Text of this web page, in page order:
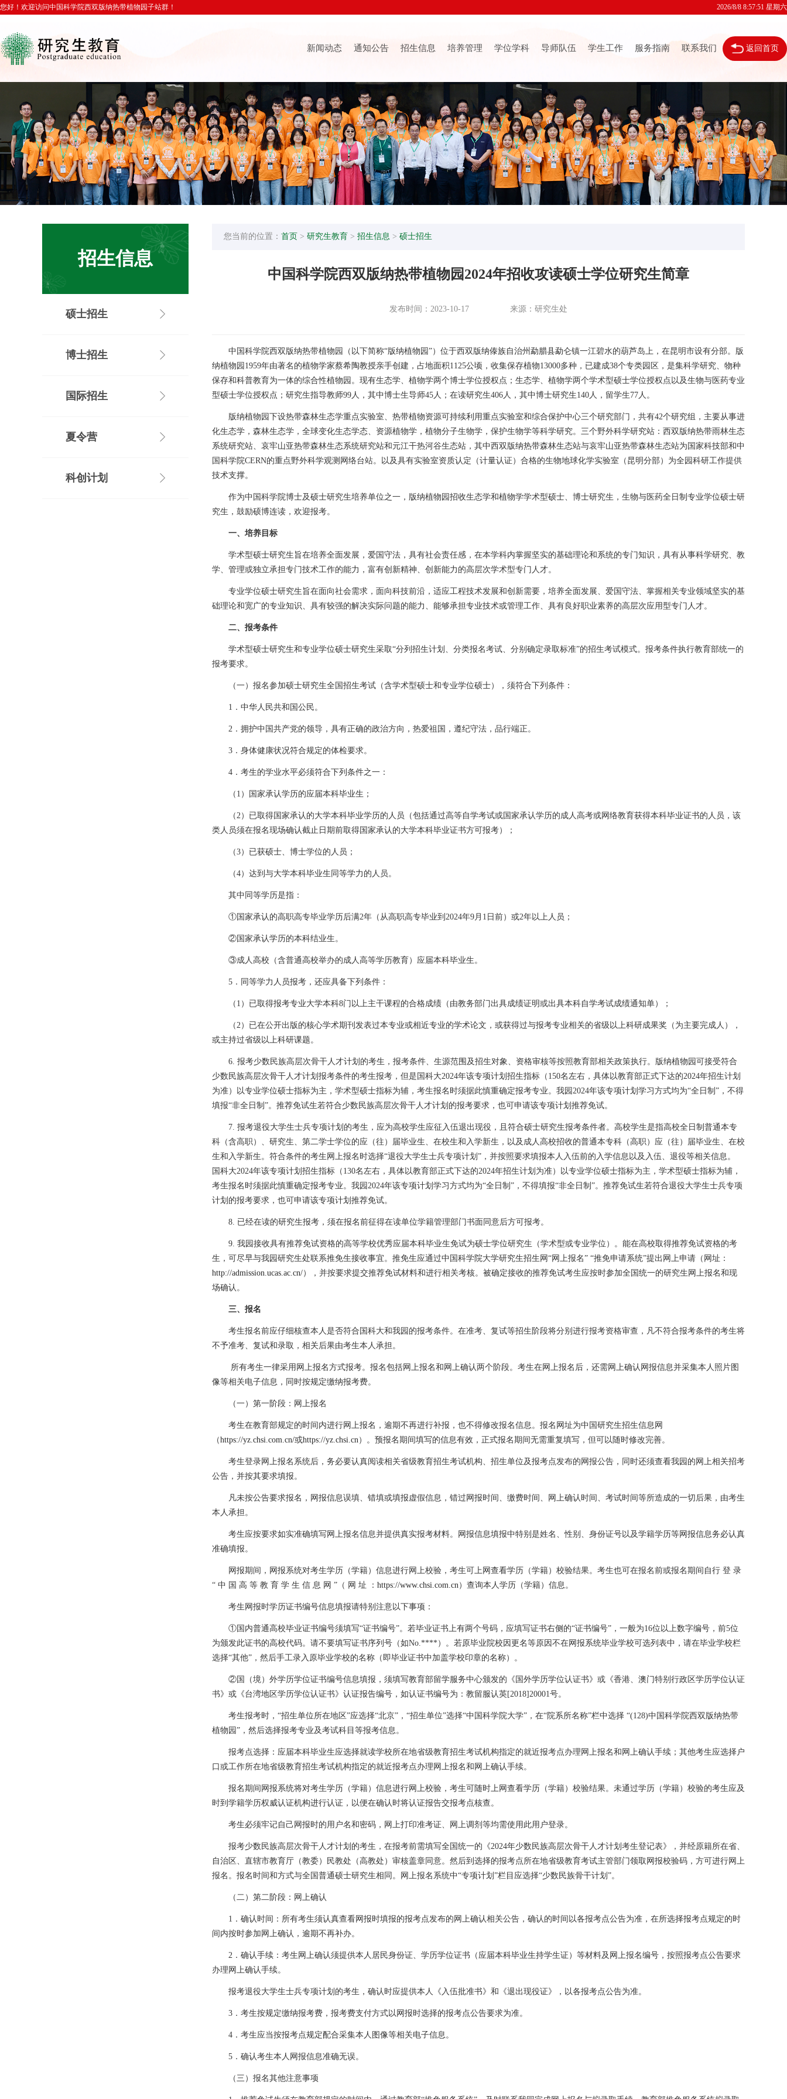
您好！欢迎访问中国科学院西双版纳热带植物园子站群！ 2026/8/8 8:57:52 星期六
新闻动态 通知公告 招生信息 培养管理 学位学科 导师队伍 学生工作 服务指南 联系我们 返回首页
招生信息
硕士招生
博士招生
国际招生
夏令营
科创计划
您当前的位置： 首页 > 研究生教育 > 招生信息 > 硕士招生
中国科学院西双版纳热带植物园2024年招收攻读硕士学位研究生简章
发布时间：2023-10-17 来源：研究生处
中国科学院西双版纳热带植物园（以下简称“版纳植物园 ”）位于西双版纳傣族自治州勐腊县勐仑镇一江碧水的葫芦岛上， 在昆明市设有分部。版
纳植物园 1959年由著名的植物学家蔡希陶教授亲手创建，占地面积1125公顷，收集保存植物13000多种，已建成38个专类园区，是集科学研究、物种
保存和科普教育为一体的综合性植物园。现有生态学、植物学两个博士学位授权点；生态学、植物学两个学术型硕士学位授权点以及生物与医药专业
型硕士学位授权点；研究生指导教师99 人，其中博士生导师45 人；在读研究生406 人，其中博士研究生140 人，留学生77 人。
版纳植物园下设热带森林生态学重点实验室、热带植物资源可持续利用重点实验室和综合保护中心三个研究部门，共有42个研究组，主要从事进
化生态学，森林生态学，全球变化生态学态、资源植物学，植物分子生物学，保护生物学等科学研究。三个野外科学研究站：西双版纳热带雨林生态
系统研究站、哀牢山亚热带森林生态系统研究站和元江干热河谷生态站，其中西双版纳热带森林生态站与哀牢山亚热带森林生态站为国家科技部和中
国科学院CERN的重点野外科学观测网络台站。以及具有实验室资质认定（计量认证）合格的生物地球化学实验室（昆明分部）为全园科研工作提供
技术支撑。
作为中国科学院博士及硕士研究生培养单位之一，版纳植物园招收生态学和植物学学术型硕士、博士研究生，生物与医药全日制专业学位硕士研
究生，鼓励硕博连读，欢迎报考。
一、 培养目标
学术型硕士研究生旨在培养全面发展，爱国守法，具有社会责任感，在本学科内掌握坚实的基础理论和系统的专门知识，具有从事科学研究、教
学、管理或独立承担专门技术工作的能力，富有创新精神、创新能力的高层次学术型专门人才。
专业学位硕士研究生旨在面向社会需求，面向科技前沿，适应工程技术发展和创新需要，培养全面发展、爱国守法、掌握相关专业领域坚实的基
础理论和宽广的专业知识、具有较强的解决实际问题的能力、能够承担专业技术或管理工作、具有良好职业素养的高层次应用型专门人才。
二、 报考条件
学术型硕士研究生和专业学位硕士研究生采取“分列招生计划、分类报名考试、分别确定录取标准”的招生考试模式。报考条件执行教育部统一的
报考要求。
（一）报名参加硕士研究生全国招生考试（含学术型硕士和专业学位硕士），须符合下列条件：
1 ．中华人民共和国公民。
2 ．拥护中国共产党的领导，具有正确的政治方向，热爱祖国，遵纪守法，品行端正。
3 ．身体健康状况符合规定的体检要求。
4 ．考生的学业水平必须符合下列条件之一：
（ 1 ）国家承认学历的应届本科毕业生；
（ 2 ）已取得国家承认的大学本科毕业学历的人员 （包括通过高等自学考试或国家承认学历的成人高考或网络教育获得本科毕业证书的人员，该
类人员须在报名现场确认截止日期前取得国家承认的大学本科毕业证书方可报考）
；
（3）已获硕士、博士学位的人员；
（4）达到与大学本科毕业生同等学力的人员。
其中同等学历是指：
①国家承认的高职高专毕业学历后满2年（从高职高专毕业到 2024年9 月 1 日前）或2年以上人员；
②国家承认学历的本科结业生。
③成人高校（含普通高校举办的成人高等学历教育）应届本科毕业生。
5 ．同等学力人员报考，还应具备下列条件：
（ 1 ）已取得报考专业大学本科8门以上主干课程的合格成绩（由教务部门出具成绩证明或出具本科自学考试成绩通知单）；
（ 2 ）已在公开出版的核心学术期刊发表过本专业或相近专业的学术论文，或获得过与报考专业相关的省级以上科研成果奖（为主要完成人），
或主持过省级以上科研课题。
6. 报考少数民族高层次骨干人才计划的考生，报考条件、生源范围及招生对象、资格审核等按照教育部相关政策执行。版纳植物园可接受符合
少数民族高层次骨干人才计划报考条件的考生报考，但是国科大2024年该专项计划招生指标（ 150名左右，具体以教育部正式下达的2024年招生计划
为准）以专业学位硕士指标为主，学术型硕士指标为辅，考生报名时须据此慎重确定报考专业。我园 2024年该专项计划学习方式均为“全日制”，不得
填报“非全日制”。推荐免试生若符合少数民族高层次骨干人才计划的报考要求，也可申请该专项计划推荐免试。
7. 报考退役大学生士兵专项计划的考生，应为高校学生应征入伍退出现役，且符合硕士研究生报考条件者。高校学生是指高校全日制普通本专
科（含高职）、研究生、第二学士学位的应（往）届毕业生、在校生和入学新生，以及成人高校招收的普通本专科（高职）应（往）届毕业生、在校
生和入学新生。符合条件的考生网上报名时选择“退役大学生士兵专项计划”，并按照要求填报本人入伍前的入学信息以及入伍、退役等相关信息。
国科大2024年该专项计划招生指标（ 130名左右，具体以教育部正式下达的2024年招生计划为准）以专业学位硕士指标为主，学术型硕士指标为辅，
考生报名时须据此慎重确定报考专业。我园 2024年该专项计划学习方式均为“全日制”，不得填报“非全日制”。推荐免试生若符合退役大学生士兵专项
计划的报考要求，也可申请该专项计划推荐免试。
8. 已经在读的研究生报考，须在报名前征得在读单位学籍管理部门书面同意后方可报考。
9. 我园接收具有推荐免试资格的高等学校优秀应届本科毕业生免试为硕士学位研究生（学术型或专业学位）。能在高校取得推荐免试资格的考
生，可尽早与我园研究生处联系推免生接收事宜。推免生应通过中国科学院大学研究生招生网 “网上报名” “推免申请系统”提出网上申请（网址：
http://admission.ucas.ac.cn/），并按要求提交推荐免试材料和进行相关考核。被确定接收的推荐免试考生应按时参加全国统一的研究生网上报名和现
场确认。
三、 报名
考生报名前应仔细核查本人是否符合国科大和我园的报考条件。在准考、复试等招生阶段将分别进行报考资格审查，凡不符合报考条件的考生将
不予准考、复试和录取，相关后果由考生本人承担。
所有考生一律采用网上报名方式报考。报名包括网上报名和网上确认两个阶段。考生在网上报名后，还需网上确认网报信息并采集本人照片图
像等相关电子信息，同时按规定缴纳报考费。
（一）第一阶段：网上报名
考生在教育部规定的时间内进行网上报名，逾期不再进行补报，也不得修改报名信息。报名网址为中国研究生招生信息网
（https://yz.chsi.com.cn/或https://yz.chsi.cn ）。预报名期间填写的信息有效，正式报名期间无需重复填写，但可以随时修改完善。
考生登录网上报名系统后，务必要认真阅读相关省级教育招生考试机构、招生单位及报考点发布的网报公告，同时还须查看我园的网上相关招考
公告，并按其要求填报。
凡未按公告要求报名，网报信息误填、错填或填报虚假信息，错过网报时间、缴费时间、网上确认时间、考试时间等所造成的一切后果，由考生
本人承担。
考生应按要求如实准确填写网上报名信息并提供真实报考材料。网报信息填报中特别是姓名、性别、身份证号以及学籍学历等网报信息务必认真
准确填报。
网报期间，网报系统对考生学历（学籍）信息进行网上校验，考生可上网查看学历（学籍）校验结果。考生也可在报名前或报名期间自行 登 录
“ 中 国 高 等 教 育 学 生 信 息 网 ”（ 网 址 ： https://www.chsi.com.cn ）查询本人学历（学籍）信息。
考生网报时学历证书编号信息填报请特别注意以下事项：
①国内普通高校毕业证书编号须填写“证书编号”。若毕业证书上有两个号码，应填写证书右侧的“证书编号”，一般为16位以上数字编号，前5位
为颁发此证书的高校代码。请不要填写证书序列号（如No.****）。若原毕业院校因更名等原因不在网报系统毕业学校可选列表中，请在毕业学校栏
选择“其他”，然后手工录入原毕业学校的名称（即毕业证书中加盖学校印章的名称）。
②国（境）外学历学位证书编号信息填报，须填写教育部留学服务中心颁发的《国外学历学位认证书》或《香港、澳门特别行政区学历学位认证
书》或《台湾地区学历学位认证书》认证报告编号，如认证书编号为：教留服认英[2018]20001 号。
考生报考时，“招生单位所在地区”应选择“北京”，“招生单位”选择“中国科学院大学”，在“院系所名称”栏中选择 “(128)中国科学院西双版纳热带
植物园”，然后选择报考专业及考试科目等报考信息。
报考点选择：应届本科毕业生应选择就读学校所在地省级教育招生考试机构指定的就近报考点办理网上报名和网上确认手续；其他考生应选择户
口或工作所在地省级教育招生考试机构指定的就近报考点办理网上报名和网上确认手续。
报名期间网报系统将对考生学历（学籍）信息进行网上校验，考生可随时上网查看学历（学籍）校验结果。未通过学历（学籍）校验的考生应及
时到学籍学历权威认证机构进行认证，以便在确认时将认证报告交报考点核查。
考生必须牢记自己网报时的用户名和密码，网上打印准考证、网上调剂等均需使用此用户登录。
报考少数民族高层次骨干人才计划的考生，在报考前需填写全国统一的《2024年少数民族高层次骨干人才计划考生登记表》，并经原籍所在省、
自治区、直辖市教育厅（教委）民教处（高教处）审核盖章同意。然后到选择的报考点所在地省级教育考试主管部门领取网报校验码，方可进行网上
报名。报名时间和方式与全国普通硕士研究生相同。网上报名系统中“专项计划”栏目应选择“少数民族骨干计划”。
（二）第二阶段：网上确认
1 ．确认时间：所有考生须认真查看网报时填报的报考点发布的网上确认相关公告，确认的时间以各报考点公告为准，在所选择报考点规定的时
间内按时参加网上确认，逾期不再补办。
2 ．确认手续：考生网上确认须提供本人居民身份证、学历学位证书（应届本科毕业生持学生证）等材料及网上报名编号，按照报考点公告要求
办理网上确认手续。
报考退役大学生士兵专项计划的考生，确认时应提供本人《入伍批准书》和《退出现役证》，以各报考点公告为准。
3． 考生按规定缴纳报考费，报考费支付方式以网报时选择的报考点公告要求为准。
4． 考生应当按报考点规定配合采集本人图像等相关电子信息。
5． 确认考生本人网报信息准确无误。
（三）报名其他注意事项